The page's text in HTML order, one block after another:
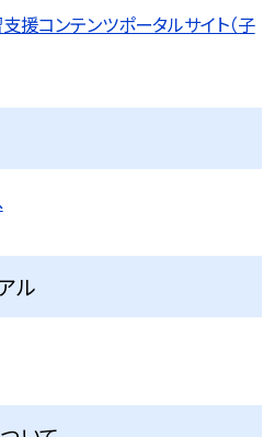
援コンテンツポータルサイト（子
ル